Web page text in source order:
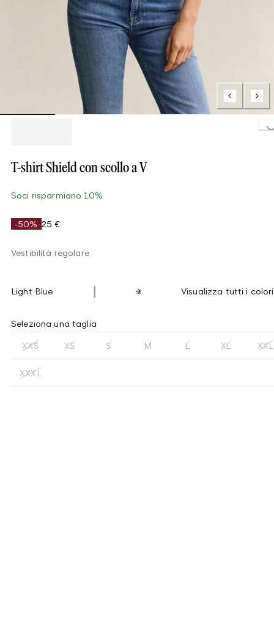
Loading...
T-shirt Shield con scollo a V
Soci risparmiano 10%
-50% 25 €
Vestibilità regolare
Light Blue Visualizza tutti i colori
Seleziona una taglia
XXS XS S M L XL XXL
XXXL